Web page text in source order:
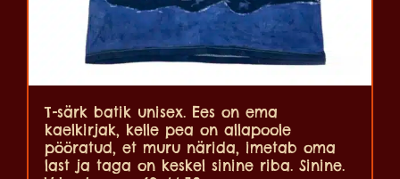
T-särk batik unisex. Ees on ema
kaelkirjak, kelle pea on allapoole
pööratud, et muru närida, imetab oma
last ja taga on keskel sinine riba. Sinine.